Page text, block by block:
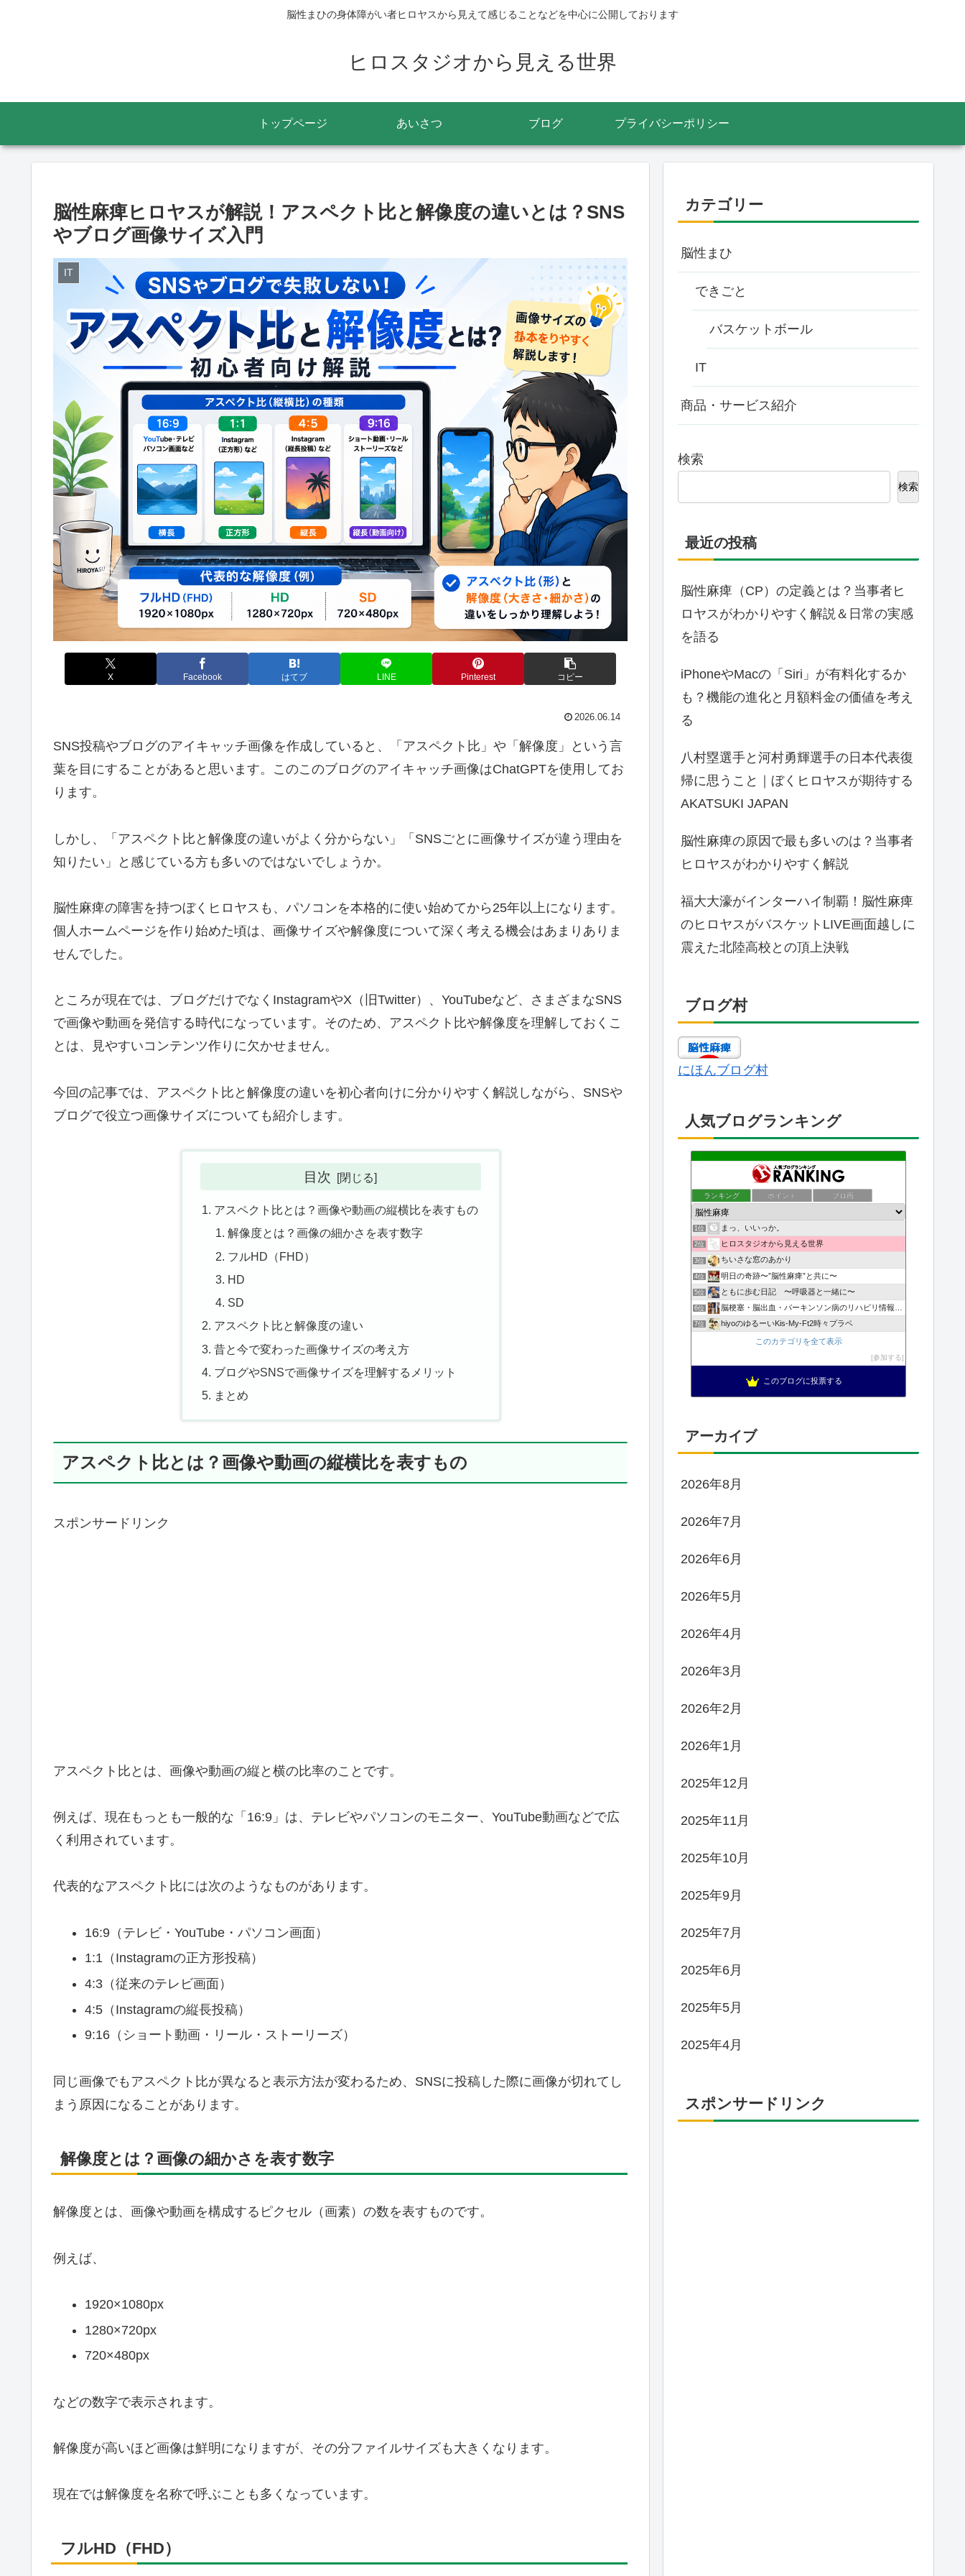
脳性まひの身体障がい者ヒロヤスから見えて感じることなどを中心に公開しております
ヒロスタジオから見える世界
トップページ あいさつ ブログ プライバシーポリシー
脳性麻痺ヒロヤスが解説！アスペクト比と解像度の違いとは？SNS
やブログ画像サイズ入門
IT
X Facebook はてブ LINE Pinterest コピー
2026.06.14
SNS投稿やブログのアイキャッチ画像を作成していると、「アスペクト比」や「解像度」という言
葉を目にすることがあると思います。このこのブログのアイキャッチ画像はChatGPTを使用してお
ります。
しかし、「アスペクト比と解像度の違いがよく分からない」「SNSごとに画像サイズが違う理由を
知りたい」と感じている方も多いのではないでしょうか。
脳性麻痺の障害を持つぼくヒロヤスも、パソコンを本格的に使い始めてから25年以上になります。
個人ホームページを作り始めた頃は、画像サイズや解像度について深く考える機会はあまりありま
せんでした。
ところが現在では、ブログだけでなくInstagramやX（旧Twitter）、YouTubeなど、さまざまなSNS
で画像や動画を発信する時代になっています。そのため、アスペクト比や解像度を理解しておくこ
とは、見やすいコンテンツ作りに欠かせません。
今回の記事では、アスペクト比と解像度の違いを初心者向けに分かりやすく解説しながら、SNSや
ブログで役立つ画像サイズについても紹介します。
目次
アスペクト比とは？画像や動画の縦横比を表すもの
解像度とは？画像の細かさを表す数字
フルHD（FHD）
HD
SD
アスペクト比と解像度の違い
昔と今で変わった画像サイズの考え方
ブログやSNSで画像サイズを理解するメリット
まとめ
アスペクト比とは？画像や動画の縦横比を表すもの
スポンサードリンク
アスペクト比とは、画像や動画の縦と横の比率のことです。
例えば、現在もっとも一般的な「16:9」は、テレビやパソコンのモニター、YouTube動画などで広
く利用されています。
代表的なアスペクト比には次のようなものがあります。
16:9（テレビ・YouTube・パソコン画面）
1:1（Instagramの正方形投稿）
4:3（従来のテレビ画面）
4:5（Instagramの縦長投稿）
9:16（ショート動画・リール・ストーリーズ）
同じ画像でもアスペクト比が異なると表示方法が変わるため、SNSに投稿した際に画像が切れてし
まう原因になることがあります。
解像度とは？画像の細かさを表す数字
解像度とは、画像や動画を構成するピクセル（画素）の数を表すものです。
例えば、
1920×1080px
1280×720px
720×480px
などの数字で表示されます。
解像度が高いほど画像は鮮明になりますが、その分ファイルサイズも大きくなります。
現在では解像度を名称で呼ぶことも多くなっています。
フルHD（FHD）
カテゴリー
脳性まひ
できごと
バスケットボール
IT
商品・サービス紹介
検索
検索
最近の投稿
脳性麻痺（CP）の定義とは？当事者ヒ
ロヤスがわかりやすく解説＆日常の実感
を語る
iPhoneやMacの「Siri」が有料化するか
も？機能の進化と月額料金の価値を考え
る
八村塁選手と河村勇輝選手の日本代表復
帰に思うこと｜ぼくヒロヤスが期待する
AKATSUKI JAPAN
脳性麻痺の原因で最も多いのは？当事者
ヒロヤスがわかりやすく解説
福大大濠がインターハイ制覇！脳性麻痺
のヒロヤスがバスケットLIVE画面越しに
震えた北陸高校との頂上決戦
ブログ村
にほんブログ村
人気ブログランキング
ランキング ポイント ブロ画
1位 まっ、いいっか。
2位 ヒロスタジオから見える世界
3位 ちいさな窓のあかり
4位 明日の奇跡〜”脳性麻痺”と共に〜
5位 ともに歩む日記 〜呼吸器と一緒に〜
6位 脳梗塞・脳出血・パーキンソン病のリハビリ情報ラボ
7位 hiyoのゆるーいKis-My-Ft2時々プラベ
このカテゴリを全て表示
参加する
このブログに投票する
アーカイブ
2026年8月
2026年7月
2026年6月
2026年5月
2026年4月
2026年3月
2026年2月
2026年1月
2025年12月
2025年11月
2025年10月
2025年9月
2025年7月
2025年6月
2025年5月
2025年4月
スポンサードリンク